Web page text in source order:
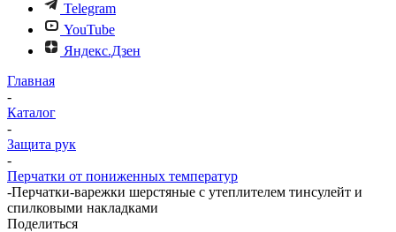
Telegram
YouTube
Яндекс.Дзен
Главная
-
Каталог
-
Защита рук
-
Перчатки от пониженных температур
-Перчатки-варежки шерстяные с утеплителем тинсулейт и
спилковыми накладками
Поделиться